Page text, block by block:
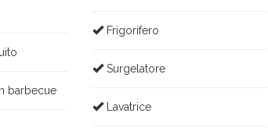
barbecue
Frigorifero
Surgelatore
Lavatrice